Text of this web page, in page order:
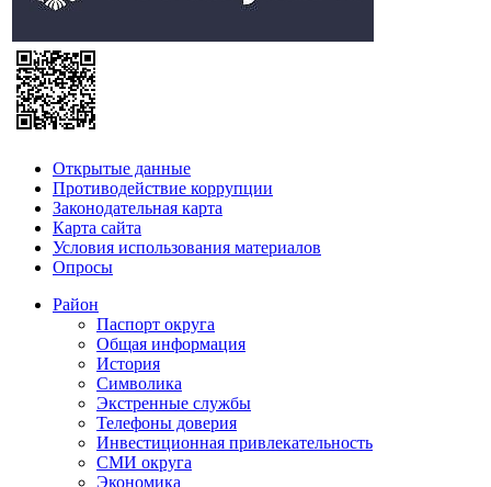
Открытые данные
Противодействие коррупции
Законодательная карта
Карта сайта
Условия использования материалов
Опросы
Район
Паспорт округа
Общая информация
История
Символика
Экстренные службы
Телефоны доверия
Инвестиционная привлекательность
СМИ округа
Экономика